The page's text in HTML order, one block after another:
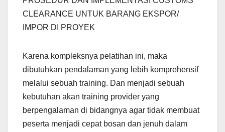
CLEARANCE UNTUK BARANG EKSPOR/
IMPOR DI PROYEK
Karena kompleksnya pelatihan ini, maka
dibutuhkan pendalaman yang lebih komprehensif
melalui sebuah training. Dan menjadi sebuah
kebutuhan akan training provider yang
berpengalaman di bidangnya agar tidak membuat
peserta menjadi cepat bosan dan jenuh dalam